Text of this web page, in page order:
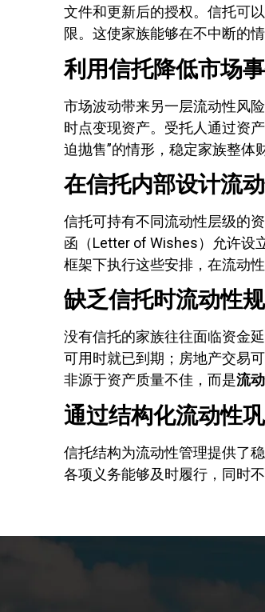
文件和更新后的授权。信托可
限。这使家族能够在不中断的
利用信托降低市场
市场波动带来另一层流动性风
时点变现资产。受托人通过资
迫抛售”的情形，稳定家族整体
在信托内部设计流
信托可持有不同流动性层级的
函（Letter of Wishes）允许设
框架下执行这些安排，在流动
缺乏信托时流动性
没有信托的家族往往面临资金
可用时就已到期；房地产交易
非源于资产质量不佳，而是流
通过结构化流动性
信托结构为流动性管理提供了
各项义务能够及时履行，同时